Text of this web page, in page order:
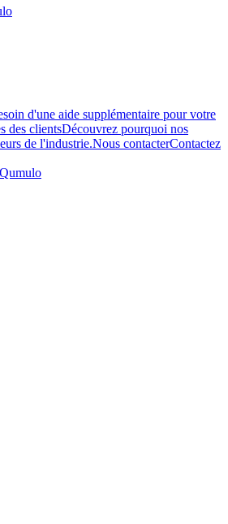
d'une aide supplémentaire pour votre
des clientsDécouvrez pourquoi nos
de l'industrie.Nous contacterContactez